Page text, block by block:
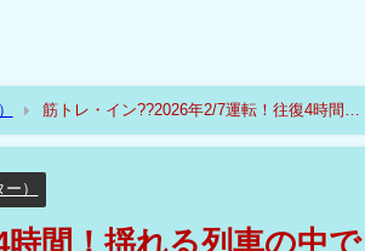
筋トレ・イン??2026年2/7運転！往復4時間！
）
間！揺れる列車の中で